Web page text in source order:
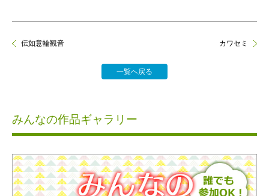
伝如意輪観音
一覧へ戻る
カワセミ
みんなの作品ギャラリー